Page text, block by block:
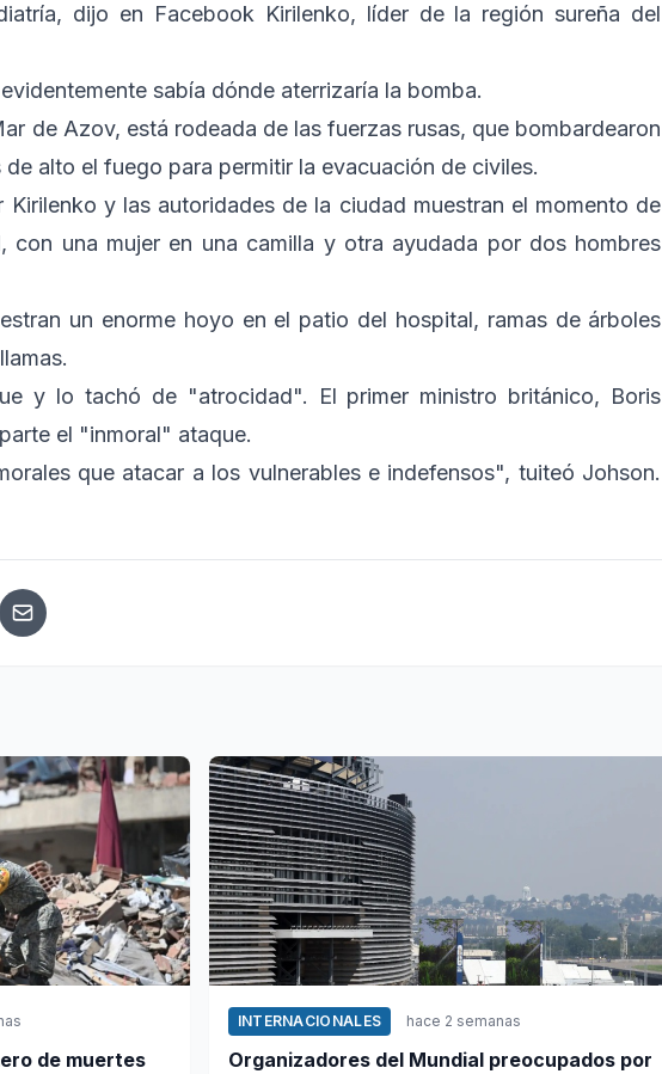
dijo en Facebook Kirilenko, líder de la región sureña del
sabía dónde aterrizaría la bomba.
de Azov, está rodeada de las fuerzas rusas, que bombardearon
alto el fuego para permitir la evacuación de civiles.
y las autoridades de la ciudad muestran el momento de
con una mujer en una camilla y otra ayudada por dos hombres
un enorme hoyo en el patio del hospital, ramas de árboles
y lo tachó de "atrocidad". El primer ministro británico, Boris
el "inmoral" ataque.
que atacar a los vulnerables e indefensos", tuiteó Johson.
de muertes
INTERNACIONALES hace 2 semanas
Organizadores del Mundial preocupados por